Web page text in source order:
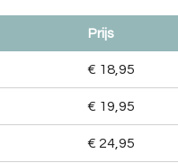
Prijs
€ 18,95
€ 19,95
€ 24,95